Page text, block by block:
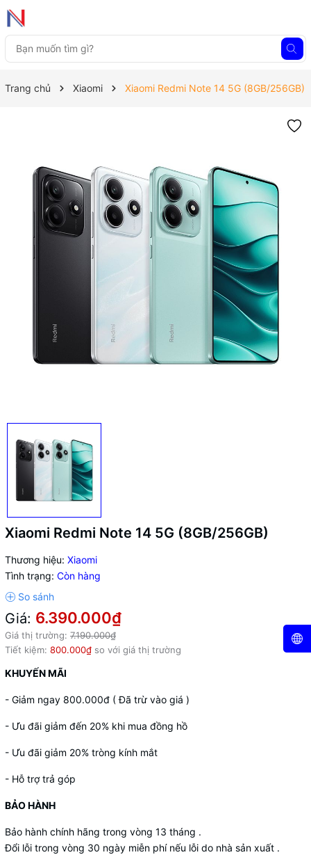
Trang chủ Xiaomi Xiaomi Redmi Note 14 5G (8GB/256GB)
Xiaomi Redmi Note 14 5G (8GB/256GB)
Thương hiệu: Xiaomi
Tình trạng: Còn hàng
Giá: 6.390.000₫
Giá thị trường: 7.190.000₫
Tiết kiệm: 800.000₫ so với giá thị trường
KHUYẾN MÃI
- Giảm ngay 800.000đ ( Đã trừ vào giá )
- Ưu đãi giảm đến 20% khi mua đồng hồ
- Ưu đãi giảm 20% tròng kính mắt
- Hỗ trợ trả góp
BẢO HÀNH
Bảo hành chính hãng trong vòng 13 tháng .
Đổi lỗi trong vòng 30 ngày miễn phí nếu lỗi do nhà sản xuất .